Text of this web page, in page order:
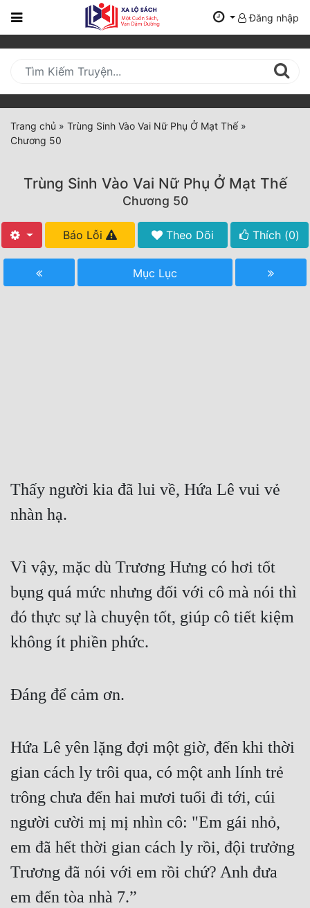
Trang
Mới
Cập
Nhật
(current)
Thể Loại
Tất Cả
Hoàn Thành
Xa Lộ Dịch
Cạnh Kỹ
Cổ Tiên Hiệp
Dã Sử
Dị Năng
Gia Đấu
Góc Nhìn Nam
Góc Nhìn Nữ
Huyền Huyễn
Huyền Nghi
Đăng nhập
Trang chủ » Trùng Sinh Vào Vai Nữ Phụ Ở Mạt Thế »
Chương 50
Trùng Sinh Vào Vai Nữ Phụ Ở Mạt Thế
Chương 50
Báo Lỗi Theo Dõi Thích (0)
Mục Lục
Thấy người kia đã lui về, Hứa Lê vui vẻ
nhàn hạ.
Vì vậy, mặc dù Trương Hưng có hơi tốt
bụng quá mức nhưng đối với cô mà nói thì
đó thực sự là chuyện tốt, giúp cô tiết kiệm
không ít phiền phức.
Đáng để cảm ơn.
Hứa Lê yên lặng đợi một giờ, đến khi thời
gian cách ly trôi qua, có một anh lính trẻ
trông chưa đến hai mươi tuổi đi tới, cúi
người cười mị mị nhìn cô: "Em gái nhỏ,
em đã hết thời gian cách ly rồi, đội trưởng
Trương đã nói với em rồi chứ? Anh đưa
em đến tòa nhà 7.”